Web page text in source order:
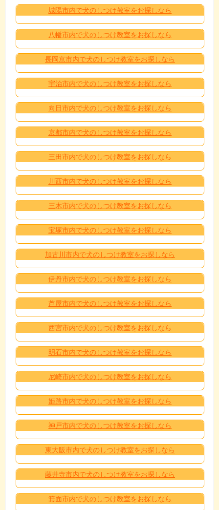
城陽市内で犬のしつけ教室をお探しなら
八幡市内で犬のしつけ教室をお探しなら
長岡京市内で犬のしつけ教室をお探しなら
宇治市内で犬のしつけ教室をお探しなら
向日市内で犬のしつけ教室をお探しなら
京都市内で犬のしつけ教室をお探しなら
三田市内で犬のしつけ教室をお探しなら
川西市内で犬のしつけ教室をお探しなら
三木市内で犬のしつけ教室をお探しなら
宝塚市内で犬のしつけ教室をお探しなら
加古川市内で犬のしつけ教室をお探しなら
伊丹市内で犬のしつけ教室をお探しなら
芦屋市内で犬のしつけ教室をお探しなら
西宮市内で犬のしつけ教室をお探しなら
明石市内で犬のしつけ教室をお探しなら
尼崎市内で犬のしつけ教室をお探しなら
姫路市内で犬のしつけ教室をお探しなら
神戸市内で犬のしつけ教室をお探しなら
東大阪市内で犬のしつけ教室をお探しなら
藤井寺市内で犬のしつけ教室をお探しなら
箕面市内で犬のしつけ教室をお探しなら